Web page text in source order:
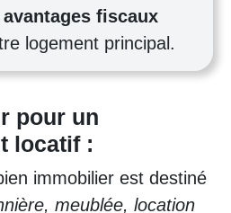
avantages fiscaux
logement principal.
pour un
locatif :
immobilier est destiné
meublée, location